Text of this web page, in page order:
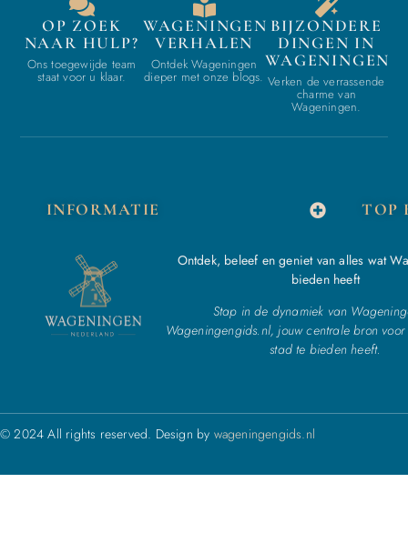
OP ZOEK
NAAR HULP?
Ons toegewijde team
staat voor u klaar.
WAGENINGEN
VERHALEN
Ontdek Wageningen
dieper met onze blogs.
BIJZONDERE
DINGEN IN
WAGENINGEN
Verken de verrassende
charme van
Wageningen.
INFORMATIE TOP
Ontdek, beleef en geniet van alles wat
bieden heeft
Stap in de dynamiek van
Wageningengids.nl, jouw centrale bron
stad te bieden heeft.
© 2024 All rights reserved. Design by wageningengids.nl